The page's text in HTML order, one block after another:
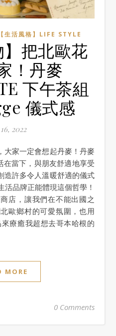
【生活風格】LIFE STYLE
】把北歐花
！丹麥
下午茶組
儀式感
2022
當下，與朋友舒適地享受
造許多令人溫暖舒適的儀式
品牌正能體現這個哲學！
店，讓我們在不能出國之
歐鄉村的可愛氛圍，也用
療癒我超想去哥本哈根的
MORE
0 Comments